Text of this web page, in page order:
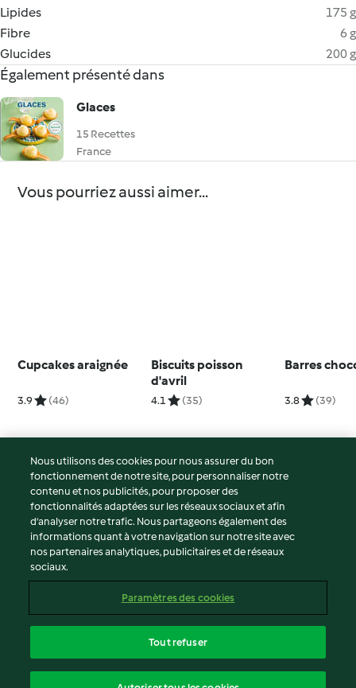
Lipides
175 g
Fibre
6 g
Glucides
200 g
Également présenté dans
Glaces
15 Recettes
France
Vous pourriez aussi aimer...
Cupcakes araignée
3.9 (46)
Biscuits poisson
d'avril
4.1 (35)
Barres
3.8 (39)
© Copyright 2026
Conditions d'utilisation
Politique de confidentialité
Non-responsabilité
Mentions légales
Contenu du rapport
Déclaration d'accessibilité
Nous utilisons des cookies pour nous assurer du bon
fonctionnement de notre site, pour personnaliser notre
contenu et nos publicités, pour proposer des
fonctionnalités adaptées sur les réseaux sociaux et afin
d’analyser notre trafic. Nous partageons également des
informations quant à votre navigation sur notre site avec
nos partenaires analytiques, publicitaires et de réseaux
sociaux.
Paramètres des cookies
Tout refuser